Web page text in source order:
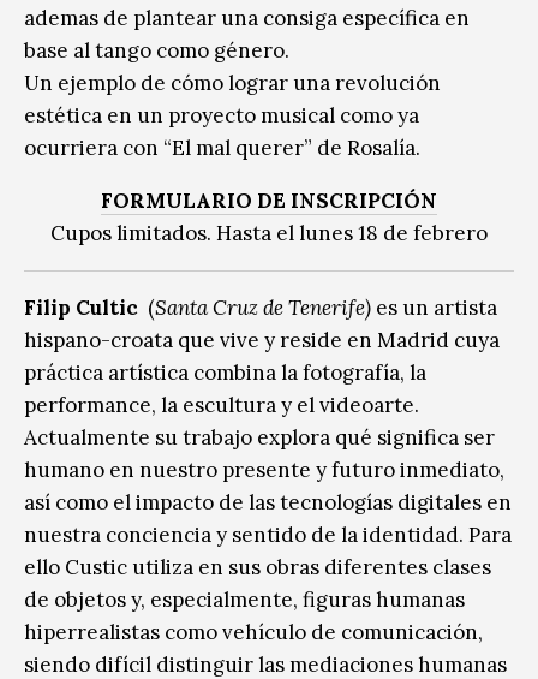
ademas de plantear una consiga específica en
base al tango como género.
Un ejemplo de cómo lograr una revolución
estética en un proyecto musical como ya
ocurriera con “El mal querer” de Rosalía.
FORMULARIO DE INSCRIPCIÓN
Cupos limitados. Hasta el lunes 18 de febrero
Filip Cultic (Santa Cruz de Tenerife) es un artista
hispano-croata que vive y reside en Madrid cuya
práctica artística combina la fotografía, la
performance, la escultura y el videoarte.
Actualmente su trabajo explora qué significa ser
humano en nuestro presente y futuro inmediato,
así como el impacto de las tecnologías digitales en
nuestra conciencia y sentido de la identidad. Para
ello Custic utiliza en sus obras diferentes clases
de objetos y, especialmente, figuras humanas
hiperrealistas como vehículo de comunicación,
siendo difícil distinguir las mediaciones humanas